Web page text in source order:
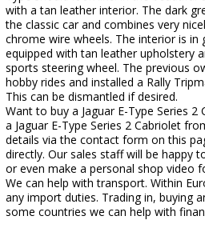
with a tan leather interior. The dark
the classic car and combines very
chrome wire wheels. The interior is in
equipped with tan leather upholstery
sports steering wheel. The previous
hobby rides and installed a Rally
This can be dismantled if desired.
Want to buy a Jaguar E-Type Series
a Jaguar E-Type Series 2 Cabriolet
details via the contact form on this
directly. Our sales staff will be happy
or even make a personal shop video
We can help with transport. Within
any import duties. Trading in, buying
some countries we can help with